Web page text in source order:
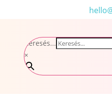
Keresés...
×